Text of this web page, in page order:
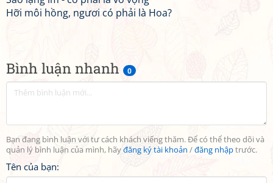
Bình luận nhanh 0
Bạn đang bình luận với tư cách khách viếng thăm. Để có thể theo dõi và
quản lý bình luận của mình, hãyđăng ký tài khoản /đăng nhậptrước.
Tên của bạn:
Hỡi môi hồng, ngươi có phải là Hoa?